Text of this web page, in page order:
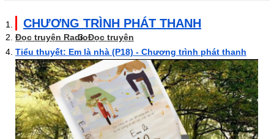
CHƯƠNG TRÌNH PHÁT THANH
Đọc truyện RadioĐọc truyện
Tiểu thuyết: Em là nhà (P18) - Chương trình phát thanh